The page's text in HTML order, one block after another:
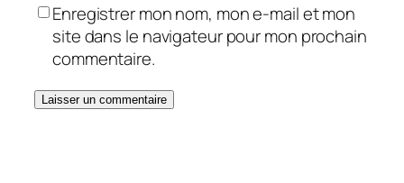
Enregistrer mon nom, mon e-mail et mon
site dans le navigateur pour mon prochain
commentaire.